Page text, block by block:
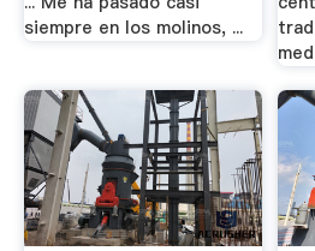
siempre en los molinos, ...